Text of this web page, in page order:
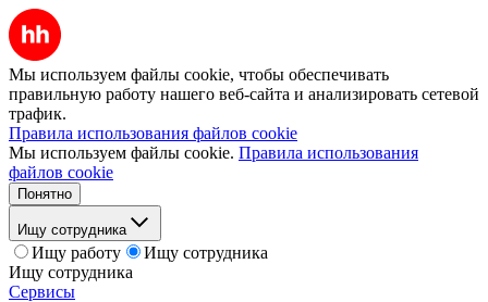
Мы используем файлы cookie, чтобы обеспечивать
правильную работу нашего веб-сайта и анализировать сетевой
трафик.
Правила использования файлов cookie
Мы используем файлы cookie. Правила использования
файлов cookie
Понятно
Ищу сотрудника
Ищу работу
Ищу сотрудника
Ищу сотрудника
Сервисы